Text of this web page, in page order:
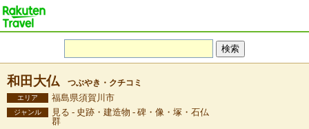
和田大仏 つぶやき・クチコミ
エリア 福島県須賀川市
ジャンル
見る - 史跡・建造物 - 碑・像・塚・石仏
群